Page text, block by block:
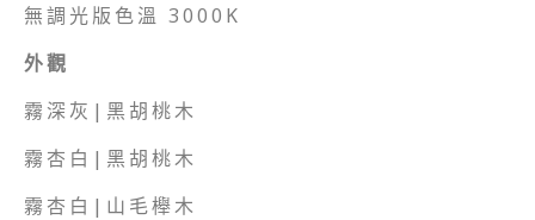
無調光版色溫 3000K
外觀
霧深灰|黑胡桃木
霧杏白|黑胡桃木
霧杏白|山毛櫸木